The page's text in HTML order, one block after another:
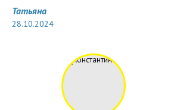
Татьяна
28.10.2024